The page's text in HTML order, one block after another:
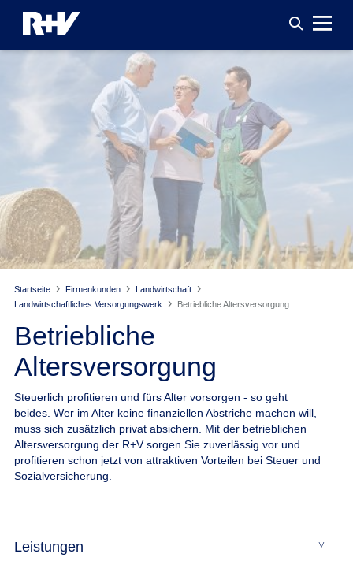
Startseite Firmenkunden
Landwirtschaft
Landwirtschaftliches Versorgungswerk
Betriebliche Altersversorgung
Betriebliche
Altersversorgung
Steuerlich profitieren und fürs Alter vorsorgen - so geht
beides. Wer im Alter keine finanziellen Abstriche machen will,
muss sich zusätzlich privat absichern. Mit der betrieblichen
Altersversorgung der R+V sorgen Sie zuverlässig vor und
profitieren schon jetzt von attraktiven Vorteilen bei Steuer und
Sozialversicherung.
Leistungen